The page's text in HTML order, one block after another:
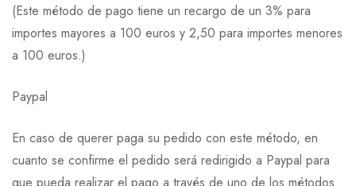
(Este método de pago tiene un recargo de un 3% para
importes mayores a 100 euros y 2,50 para importes menores
a 100 euros.)
Paypal
En caso de querer paga su pedido con este método, en
cuanto se confirme el pedido será redirigido a Paypal para
que pueda realizar el pago a través de uno de los métodos